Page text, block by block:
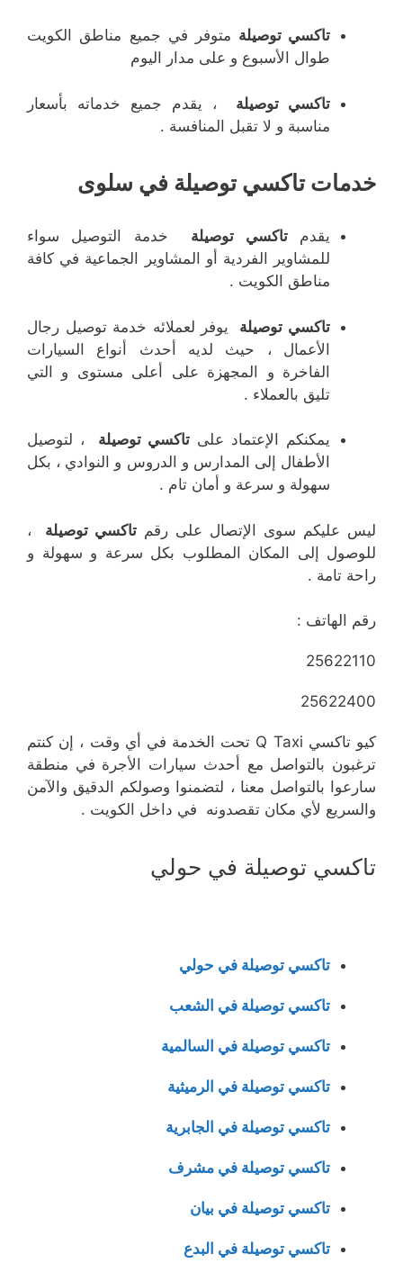
تاكسي توصيلة متوفر في جميع مناطق الكويت
طوال الأسبوع و على مدار اليوم
تاكسي توصيلة
، يقدم جميع خدماته بأسعار
مناسبة و لا تقبل المنافسة .
خدمات تاكسي توصيلة في سلوى
يقدمتاكسي توصيلة
خدمة التوصيل سواء
للمشاوير الفردية أو المشاوير الجماعية في كافة
مناطق الكويت .
تاكسي توصيلة
يوفر لعملائه خدمة توصيل رجال
الأعمال ، حيث لديه أحدث أنواع السيارات
الفاخرة و المجهزة على أعلى مستوى و التي
تليق بالعملاء .
يمكنكم الإعتماد على تاكسي توصيلة
، لتوصيل
الأطفال إلى المدارس و الدروس و النوادي ، بكل
سهولة و سرعة و أمان تام .
ليس عليكم سوى الإتصال على رقم تاكسي توصيلة
،
للوصول إلى المكان المطلوب بكل سرعة و سهولة و
راحة تامة .
رقم الهاتف :
25622110
25622400
كيو تاكسي Q Taxi تحت الخدمة في أي وقت ، إن كنتم
ترغبون بالتواصل مع أحدث سيارات الأجرة في منطقة
سارعوا بالتواصل معنا ، لتضمنوا وصولكم الدقيق والآمن
والسريع لأي مكان تقصدونه في داخل الكويت .
تاكسي توصيلة في حولي
تاكسي توصيلة في حولي
تاكسي توصيلة في الشعب
تاكسي توصيلة في السالمية
تاكسي توصيلة في الرميثية
تاكسي توصيلة في الجابرية
تاكسي توصيلة في مشرف
تاكسي توصيلة في بيان
تاكسي توصيلة في البدع